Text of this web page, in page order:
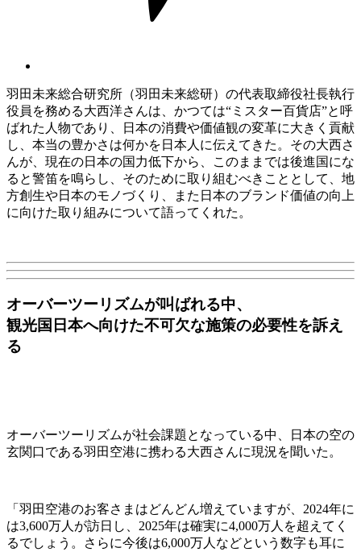
羽田未来総合研究所（羽田未来総研）の代表取締役社長執行
役員を務める大西洋さんは、かつては“ミスター百貨店”と呼
ばれた人物であり、日本の消費や価値観の変革に大きく貢献
し、本当の豊かさは何かを日本人に伝えてきた。その大西さ
んが、現在の日本の国力低下から、このままでは後進国にな
ると警笛を鳴らし、そのために取り組むべきこととして、地
方創生や日本のモノづくり、また日本のブランド価値の向上
に向けた取り組みについて語ってくれた。
オーバーツーリズムが叫ばれる中、
観光国日本へ向けた不可欠な施策の必要性を訴え
る
オーバーツーリズムが社会課題となっている中、日本の空の
玄関口である羽田空港に携わる大西さんに現況を聞いた。
「羽田空港のお客さまはどんどん増えていますが、2024年に
は3,600万人が訪日し、2025年は確実に4,000万人を超えてく
るでしょう。さらに今後は6,000万人などという数字も耳に